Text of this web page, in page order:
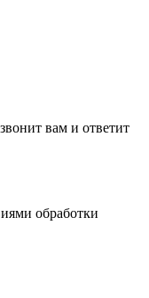
вам и ответит
обработки